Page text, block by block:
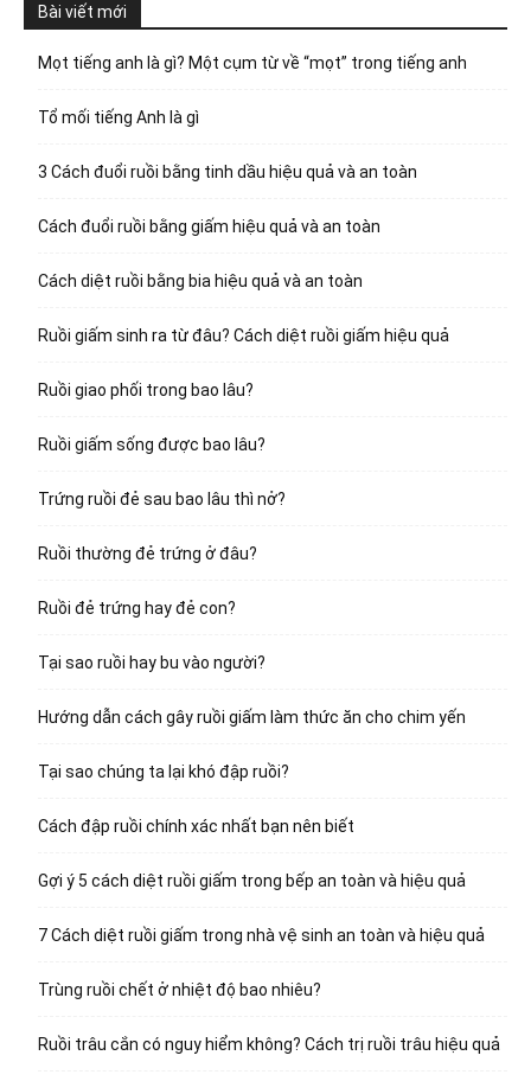
Bài viết mới
Mọt tiếng anh là gì? Một cụm từ về “mọt” trong tiếng anh
Tổ mối tiếng Anh là gì
3 Cách đuổi ruồi bằng tinh dầu hiệu quả và an toàn
Cách đuổi ruồi bằng giấm hiệu quả và an toàn
Cách diệt ruồi bằng bia hiệu quả và an toàn
Ruồi giấm sinh ra từ đâu? Cách diệt ruồi giấm hiệu quả
Ruồi giao phối trong bao lâu?
Ruồi giấm sống được bao lâu?
Trứng ruồi đẻ sau bao lâu thì nở?
Ruồi thường đẻ trứng ở đâu?
Ruồi đẻ trứng hay đẻ con?
Tại sao ruồi hay bu vào người?
Hướng dẫn cách gây ruồi giấm làm thức ăn cho chim yến
Tại sao chúng ta lại khó đập ruồi?
Cách đập ruồi chính xác nhất bạn nên biết
Gợi ý 5 cách diệt ruồi giấm trong bếp an toàn và hiệu quả
7 Cách diệt ruồi giấm trong nhà vệ sinh an toàn và hiệu quả
Trùng ruồi chết ở nhiệt độ bao nhiêu?
Ruồi trâu cắn có nguy hiểm không? Cách trị ruồi trâu hiệu quả